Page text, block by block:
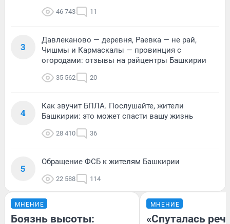
46 743 11
3
Давлеканово — деревня, Раевка — не рай,
Чишмы и Кармаскалы — провинция с
огородами: отзывы на райцентры Башкирии
35 562 20
4
Как звучит БПЛА. Послушайте, жители
Башкирии: это может спасти вашу жизнь
28 410 36
5
Обращение ФСБ к жителям Башкирии
22 588 114
МНЕНИЕ
Боязнь высоты:
МНЕНИЕ
«Спуталась